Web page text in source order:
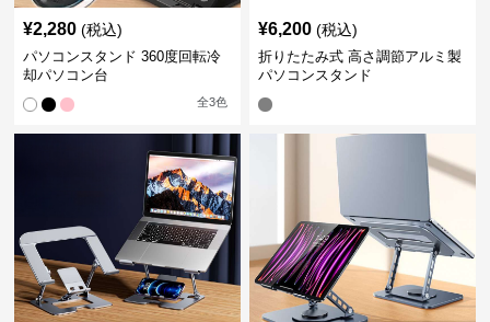
¥2,280 (税込)
パソコンスタンド 360度回転冷
却パソコン台
全3色
¥6,200 (税込)
折りたたみ式 高さ調節アルミ製
パソコンスタンド